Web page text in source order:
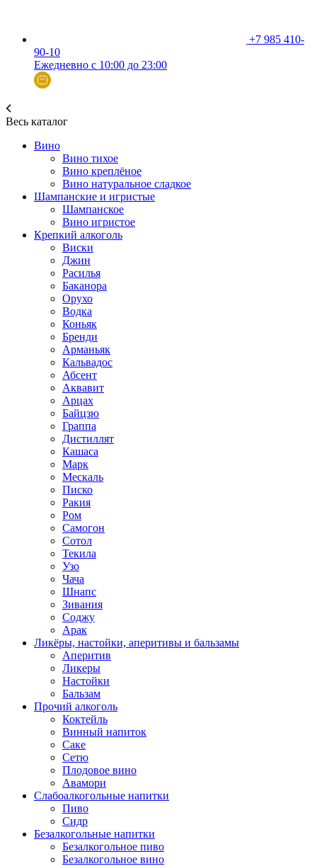
+7 985 410-
90-10
Ежедневно с 10:00 до 23:00
Весь каталог
Вино
Вино тихое
Вино креплёное
Вино натуральное сладкое
Шампанские и игристые
Шампанское
Вино игристое
Крепкий алкоголь
Виски
Джин
Расилья
Баканора
Орухо
Водка
Коньяк
Бренди
Арманьяк
Кальвадос
Абсент
Аквавит
Арцах
Байцзю
Граппа
Дистиллят
Кашаса
Марк
Мескаль
Писко
Ракия
Ром
Самогон
Сотол
Текила
Узо
Чача
Шнапс
Зивания
Соджу
Арак
Ликёры, настойки, аперитивы и бальзамы
Аперитив
Ликеры
Настойки
Бальзам
Прочий алкоголь
Коктейль
Винный напиток
Саке
Сетю
Плодовое вино
Авамори
Слабоалкогольные напитки
Пиво
Сидр
Безалкогольные напитки
Безалкогольное пиво
Безалкогольное вино